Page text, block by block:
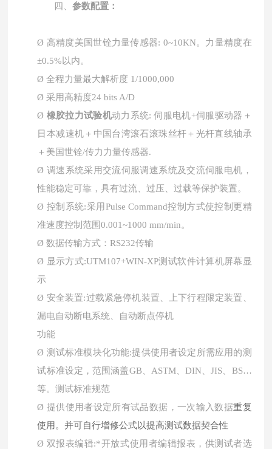
四、参数配置：
Ø 高精度美国世铨力量传感器: 0~10KN。力量精度在
±0.5%以内。
Ø全程力量最大解析度 1/1000,000
Ø采用高精度24 bits A/D
Ø 橡胶拉力试验机动力系统: 伺服电机+伺服驱动器＋
日本减速机＋中国台湾滚石滚珠丝杆＋光杆直线轴承
＋美国世铨/传力力量传感器.
Ø 调速系统采用交流伺服调速系统及交流伺服电机，
性能稳定可靠，具有过流、过压、过载等保护装置。
Ø 控制系统:采用Pulse Command控制方式使控制更精
准速度控制范围0.001~1000 mm/min。
Ø数据传输方式：RS232传输
Ø 显示方式:UTM107+WIN-XP测试软件计算机屏幕显
示
Ø 安全装置:过载紧急停机装置、上下行程限定装置、
漏电自动断电系统、自动断点停机
功能
Ø 测试标准模块化功能:提供使用者设定所需应用的测
试标准设定，范围涵盖GB、ASTM、DIN、JIS、BS…
等。测试标准规范
Ø 提供使用者设定所有试品数据，一次输入数据重复
使用。并可自行增修公式以提高测试数据契合性
Ø 双报表编辑:*开放式使用者编辑报表，供测试者选